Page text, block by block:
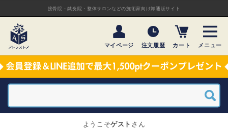
接骨院・鍼灸院・整体サロンなどの施術家向け卸通販サイト
マイページ 注文履歴 カート メニュー
ようこそゲスト さん